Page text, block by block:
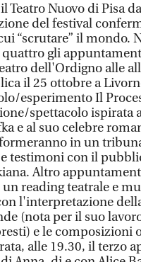
Teatro Nuovo di Pisa
del festival
“scrutare” il mondo.
quattro gli
dell'Ordigno alle
il 25 ottobre a
esperimento Il
spettacolo ispirata
e al suo celebre
in un
testimoni con il
Altro
reading teatrale e
l'interpretazione
(nota per il suo
e le composizioni
alle 19.30, il terzo